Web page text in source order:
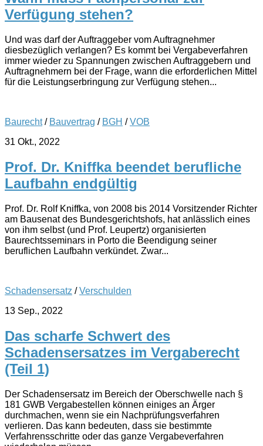
Verfügung stehen?
Und was darf der Auftraggeber vom Auftragnehmer
diesbezüglich verlangen? Es kommt bei Vergabeverfahren
immer wieder zu Spannungen zwischen Auftraggebern und
Auftragnehmern bei der Frage, wann die erforderlichen Mittel
für die Leistungserbringung zur Verfügung stehen...
Baurecht/ Bauvertrag / BGH /VOB
31 Okt., 2022
Prof. Dr. Kniffka beendet berufliche
Laufbahn endgültig
Prof. Dr. Rolf Kniffka, von 2008 bis 2014 Vorsitzender Richter
am Bausenat des Bundesgerichtshofs, hat anlässlich eines
von ihm selbst (und Prof. Leupertz) organisierten
Baurechtsseminars in Porto die Beendigung seiner
beruflichen Laufbahn verkündet. Zwar...
Schadensersatz /Verschulden
13 Sep., 2022
Das scharfe Schwert des
Schadensersatzes im Vergaberecht
(Teil 1)
Der Schadensersatz im Bereich der Oberschwelle nach §
181 GWB Vergabestellen können einiges an Ärger
durchmachen, wenn sie ein Nachprüfungsverfahren
verlieren. Das kann bedeuten, dass sie bestimmte
Verfahrensschritte oder das ganze Vergabeverfahren